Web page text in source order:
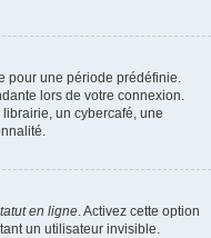
pour une période prédéfinie.
lors de votre connexion.
un cybercafé, une
en ligne. Activez cette option
un utilisateur invisible.